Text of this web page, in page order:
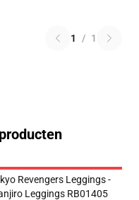
1 / 1
Revengers Leggings -
Leggings RB01405